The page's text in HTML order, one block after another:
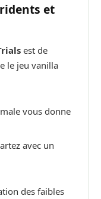
et
est de
le jeu vanilla
vous donne
avec un
des faibles